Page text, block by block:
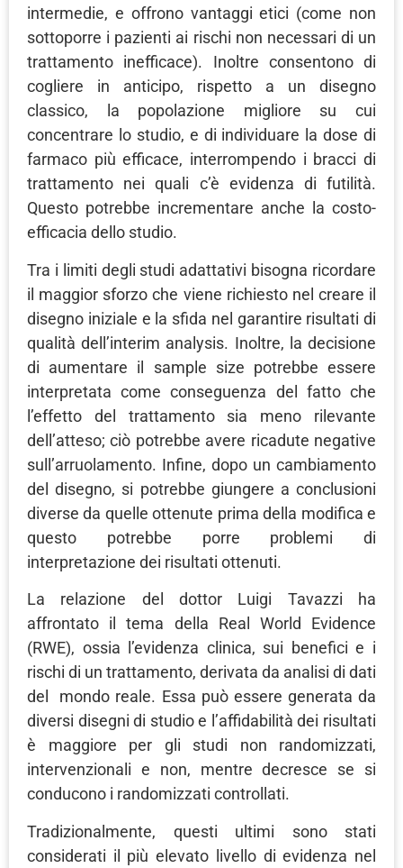
intermedie, e offrono vantaggi etici (come non
sottoporre i pazienti ai rischi non necessari di un
trattamento inefficace). Inoltre consentono di
cogliere in anticipo, rispetto a un disegno
classico, la popolazione migliore su cui
concentrare lo studio, e di individuare la dose di
farmaco più efficace, interrompendo i bracci di
trattamento nei quali c’è evidenza di futilità.
Questo potrebbe incrementare anche la costo-
efficacia dello studio.
Tra i limiti degli studi adattativi bisogna ricordare
il maggior sforzo che viene richiesto nel creare il
disegno iniziale e la sfida nel garantire risultati di
qualità dell’interim analysis. Inoltre, la decisione
di aumentare il sample size potrebbe essere
interpretata come conseguenza del fatto che
l’effetto del trattamento sia meno rilevante
dell’atteso; ciò potrebbe avere ricadute negative
sull’arruolamento. Infine, dopo un cambiamento
del disegno, si potrebbe giungere a conclusioni
diverse da quelle ottenute prima della modifica e
questo potrebbe porre problemi di
interpretazione dei risultati ottenuti.
La relazione del dottor Luigi Tavazzi ha
affrontato il tema della Real World Evidence
(RWE), ossia l’evidenza clinica, sui benefici e i
rischi di un trattamento, derivata da analisi di dati
del mondo reale. Essa può essere generata da
diversi disegni di studio e l’affidabilità dei risultati
è maggiore per gli studi non randomizzati,
intervenzionali e non, mentre decresce se si
conducono i randomizzati controllati.
Tradizionalmente, questi ultimi sono stati
considerati il più elevato livello di evidenza nel